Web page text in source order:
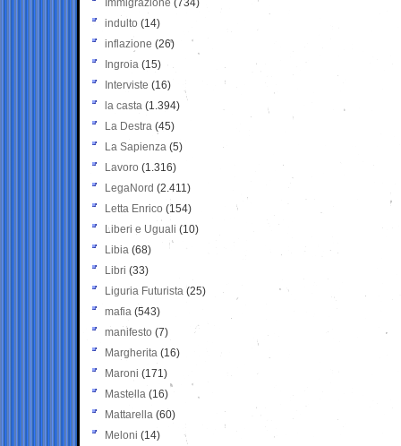
Immigrazione (734)
indulto (14)
inflazione (26)
Ingroia (15)
Interviste (16)
la casta (1.394)
La Destra (45)
La Sapienza (5)
Lavoro (1.316)
LegaNord (2.411)
Letta Enrico (154)
Liberi e Uguali (10)
Libia (68)
Libri (33)
Liguria Futurista (25)
mafia (543)
manifesto (7)
Margherita (16)
Maroni (171)
Mastella (16)
Mattarella (60)
Meloni (14)